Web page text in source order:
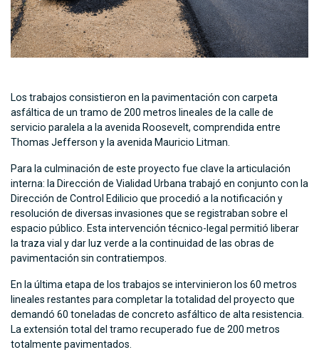
Los trabajos consistieron en la pavimentación con carpeta
asfáltica de un tramo de 200 metros lineales de la calle de
servicio paralela a la avenida Roosevelt, comprendida entre
Thomas Jefferson y la avenida Mauricio Litman.
Para la culminación de este proyecto fue clave la articulación
interna: la Dirección de Vialidad Urbana trabajó en conjunto con la
Dirección de Control Edilicio que procedió a la notificación y
resolución de diversas invasiones que se registraban sobre el
espacio público. Esta intervención técnico-legal permitió liberar
la traza vial y dar luz verde a la continuidad de las obras de
pavimentación sin contratiempos.
En la última etapa de los trabajos se intervinieron los 60 metros
lineales restantes para completar la totalidad del proyecto que
demandó 60 toneladas de concreto asfáltico de alta resistencia.
La extensión total del tramo recuperado fue de 200 metros
totalmente pavimentados.